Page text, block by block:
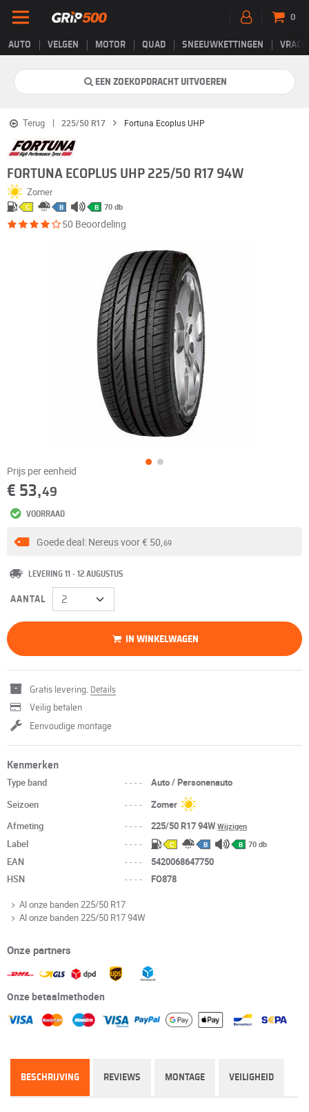
AUTO VELGEN MOTOR QUAD SNEEUWKETTINGEN
0
EEN ZOEKOPDRACHT UITVOEREN
Terug 225/50 R17 Fortuna Ecoplus UHP
FORTUNA ECOPLUS UHP 225/50 R17 94W
Zomer
C B B 70 db
50 Beoordeling
Prijs per eenheid
€ 53,49
VOORRAAD
Goede deal: Nereus voor€ 50,69
LEVERING 11 - 12 AUGUSTUS
AANTAL
IN WINKELWAGEN
Gratis levering. Details
Veilig betalen
Eenvoudige montage
Kenmerken
Type band ----
Auto / Personenauto
Seizoen
----
Zomer
Afmeting
---- 225/50 R17 94WWijzigen
Label ---- C B B 70 db
EAN ----
5420068647750
HSN
---- FO878
Al onze banden 225/50 R17
Al onze banden 225/50 R17 94W
Onze partners
Onze betaalmethoden
BESCHRIJVING REVIEWS MONTAGE VEILIGHEID